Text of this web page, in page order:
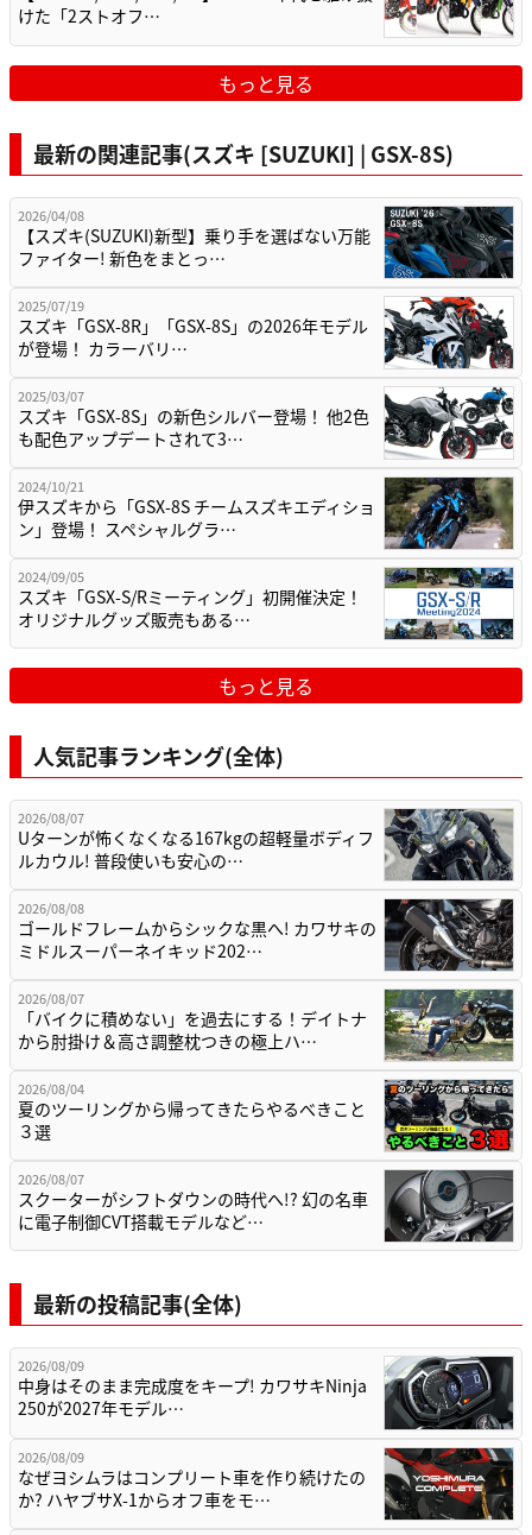
けた「2ストオフ…
もっと見る
最新の関連記事(スズキ [SUZUKI] | GSX-8S)
2026/04/08
【スズキ(SUZUKI)新型】乗り手を選ばない万能
ファイター! 新色をまとっ…
2025/07/19
スズキ「GSX-8R」「GSX-8S」の2026年モデル
が登場！ カラーバリ…
2025/03/07
スズキ「GSX-8S」の新色シルバー登場！ 他2色
も配色アップデートされて3…
2024/10/21
伊スズキから「GSX-8S チームスズキエディショ
ン」登場！ スペシャルグラ…
2024/09/05
スズキ「GSX-S/Rミーティング」初開催決定！
オリジナルグッズ販売もある…
もっと見る
人気記事ランキング(全体)
2026/08/07
Uターンが怖くなくなる167kgの超軽量ボディフ
ルカウル! 普段使いも安心の…
2026/08/08
ゴールドフレームからシックな黒へ! カワサキの
ミドルスーパーネイキッド202…
2026/08/07
「バイクに積めない」を過去にする！デイトナ
から肘掛け＆高さ調整枕つきの極上ハ…
2026/08/04
夏のツーリングから帰ってきたらやるべきこと
３選
2026/08/07
スクーターがシフトダウンの時代へ!? 幻の名車
に電子制御CVT搭載モデルなど…
最新の投稿記事(全体)
2026/08/09
中身はそのまま完成度をキープ! カワサキNinja
250が2027年モデル…
2026/08/09
なぜヨシムラはコンプリート車を作り続けたの
か? ハヤブサX-1からオフ車をモ…